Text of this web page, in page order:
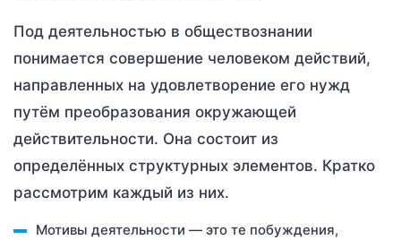
Под деятельностью в обществознании
понимается совершение человеком действий,
направленных на удовлетворение его нужд
путём преобразования окружающей
действительности. Она состоит из
определённых структурных элементов. Кратко
рассмотрим каждый из них.
Мотивы деятельности — это те побуждения,